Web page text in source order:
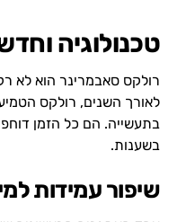
טכנולוגיה
רולקס סאבמרינר הוא לא
לאורך השנים, רולקס
בתעשייה. הם כל הזמן
בשענות.
שיפור עמידות